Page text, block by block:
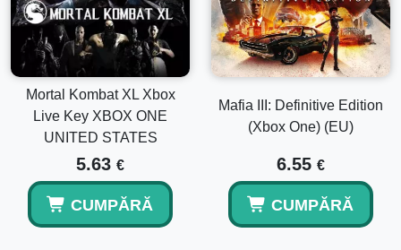
Mortal Kombat XL Xbox
Live Key XBOX ONE
UNITED STATES
5.63 €
CUMPĂRĂ
Mafia III: Definitive Edition
(Xbox One) (EU)
6.55 €
CUMPĂRĂ